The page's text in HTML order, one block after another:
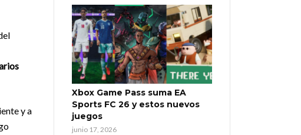
y a
Xbox Game Pass suma EA
Sports FC 26 y estos nuevos
juegos
junio 17, 2026